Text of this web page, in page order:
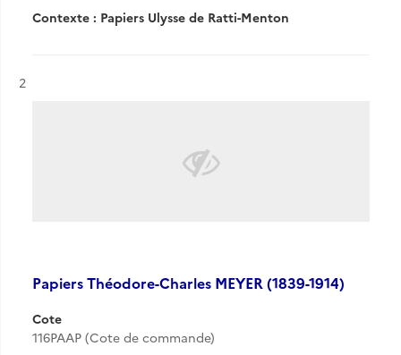
Contexte : Papiers Ulysse de Ratti-Menton
Résultat n°
2
Papiers Théodore-Charles MEYER (1839-1914)
Cote
116PAAP (Cote de commande)